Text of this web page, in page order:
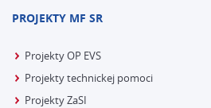
PROJEKTY MF SR
Projekty OP EVS
Projekty technickej pomoci
Projekty ZaSI